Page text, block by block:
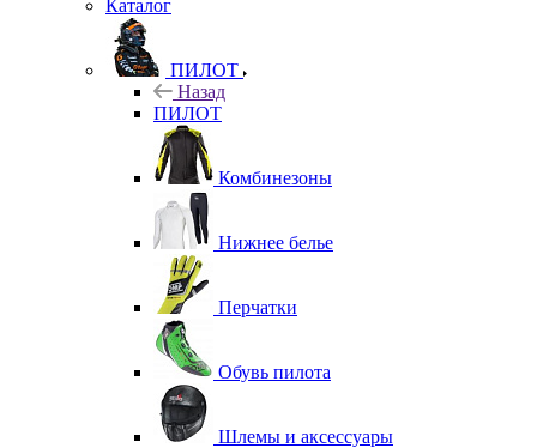
Каталог
ПИЛОТ
Назад
ПИЛОТ
Комбинезоны
Нижнее белье
Перчатки
Обувь пилота
Шлемы и аксессуары